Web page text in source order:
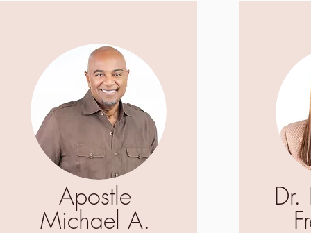
Apostle
Michael A.